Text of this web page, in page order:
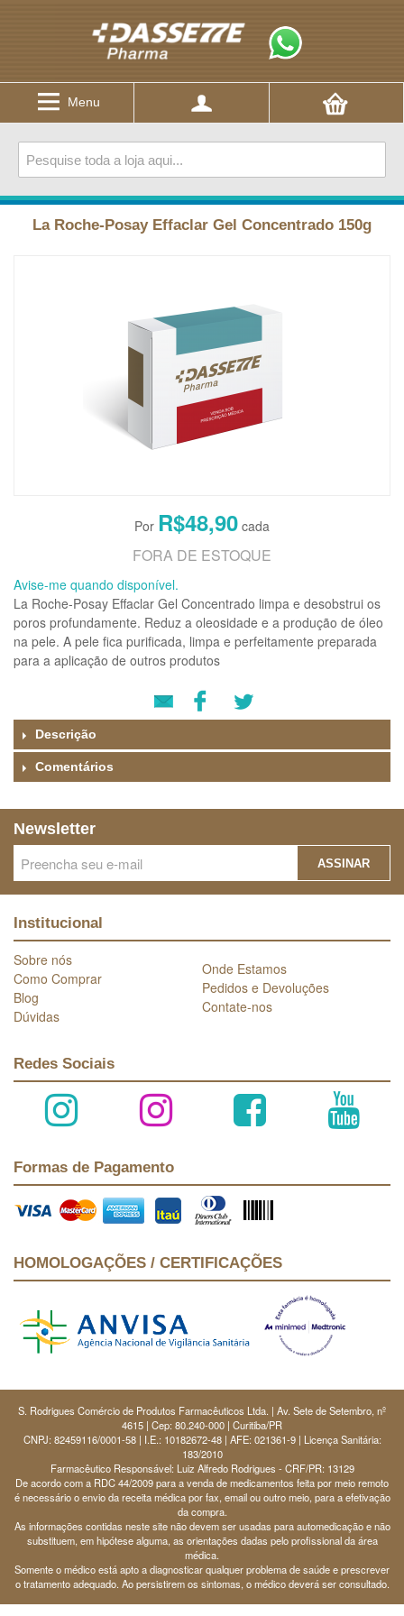
Menu
La Roche-Posay Effaclar Gel Concentrado 150g
R$48,90
FORA DE ESTOQUE
Avise-me quando disponível.
La Roche-Posay Effaclar Gel Concentrado limpa e desobstrui os
poros profundamente. Reduz a oleosidade e a produção de óleo
na pele. A pele fica purificada, limpa e perfeitamente preparada
para a aplicação de outros produtos
Descrição
Comentários
Newsletter
ASSINAR
Institucional
Sobre nós
Como Comprar
Blog
Dúvidas
Onde Estamos
Pedidos e Devoluções
Contate-nos
Redes Sociais
Formas de Pagamento
HOMOLOGAÇÕES / CERTIFICAÇÕES
S. Rodrigues Comércio de Produtos Farmacêuticos Ltda. | Av. Sete de Setembro, nº
4615 | Cep: 80.240-000 | Curitiba/PR
CNPJ: 82459116/0001-58 | I.E.: 10182672-48 | AFE: 021361-9 | Licença Sanitária:
183/2010
Farmacêutico Responsável: Luiz Alfredo Rodrigues - CRF/PR: 13129
De acordo com a RDC 44/2009 para a venda de medicamentos feita por meio remoto
é necessário o envio da receita médica por fax, email ou outro meio, para a efetivação
da compra.
As informações contidas neste site não devem ser usadas para automedicação e não
substituem, em hipótese alguma, as orientações dadas pelo profissional da área
médica.
Somente o médico está apto a diagnosticar qualquer problema de saúde e prescrever
o tratamento adequado. Ao persistirem os sintomas, o médico deverá ser consultado.